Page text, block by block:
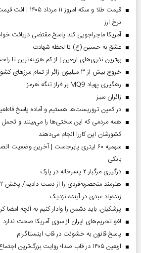
قیمت طلا و سکه
نرخ ارز
آمریکا ماجراجویی کند پاسخ مقتضی دریافت
عشق به حسین (ع) تا لحظه شهادت
بهترین نذری‌های اربعین | از کم هزینه‌ترین تا
خروج بیش از ۳ میلیون زائر از تمام مرز‌های کشور
رهگیری پهپاد MQ9 بر فراز تنگه هرمز
‌زائران سبز
در کمین تروریست‌ها هستیم و آماده پاسخ
همه مردمی که این سختی‌ها را می‌بینند و تحمل
کشورشان این کاررا انجام می‌دهند
سهمیه ۶۰ لیتری پابرجاست | آخرین
بانکی
درگیری مرگبار ۲ پسرخاله در پارک
زنده‌یاد عبدی در آینده نزدیک
پزشکیان: باید دشمن را وادار کنیم به آنچه امضا
لغو تحریم‌های ایران از سوی آمریکا صحت ندارد
پاسخ قانون به خشونت در قاب اینستاگرام
اربعین ۱۴۰۵ در قاب صدا؛ روایت بزرگ‌ترین